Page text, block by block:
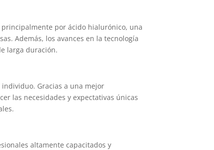
principalmente por ácido hialurónico, una
Además, los avances en la tecnología
larga duración.
Gracias a una mejor
las necesidades y expectativas únicas
altamente capacitados y